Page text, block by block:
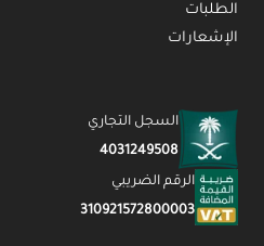
الطلبات
الإشعارات
السجل التجاري
4031249508
الرقم الضريبي
310921572800003